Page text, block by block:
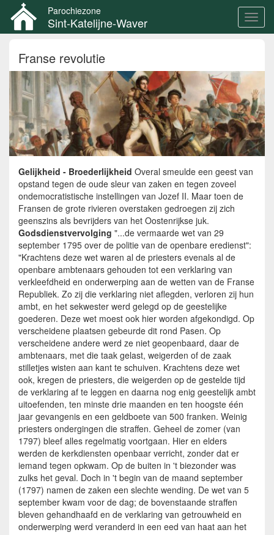
naar
inhoud
Parochiezone
Sint-Katelijne-Waver
Franse revolutie
Gelijkheid - Broederlijkheid Overal smeulde een geest van
opstand tegen de oude sleur van zaken en tegen zoveel
ondemocratistische instellingen van Jozef II. Maar toen de
Fransen de grote rivieren overstaken gedroegen zij zich
geenszins als bevrijders van het Oostenrijkse juk.
Godsdienstvervolging "...de vermaarde wet van 29
september 1795 over de politie van de openbare eredienst":
"Krachtens deze wet waren al de priesters evenals al de
openbare ambtenaars gehouden tot een verklaring van
verkleefdheid en onderwerping aan de wetten van de Franse
Republiek. Zo zij die verklaring niet aflegden, verloren zij hun
ambt, en het sekwester werd gelegd op de geestelijke
goederen. Deze wet moest ook hier worden afgekondigd. Op
verscheidene plaatsen gebeurde dit rond Pasen. Op
verscheidene andere werd ze niet geopenbaard, daar de
ambtenaars, met die taak gelast, weigerden of de zaak
stilletjes wisten aan kant te schuiven. Krachtens deze wet
ook, kregen de priesters, die weigerden op de gestelde tijd
de verklaring af te leggen en daarna nog enig geestelijk ambt
uitoefenden, ten minste drie maanden en ten hoogste één
jaar gevangenis en een geldboete van 500 franken. Weinig
priesters ondergingen die straffen. Geheel de zomer (van
1797) bleef alles regelmatig voortgaan. Hier en elders
werden de kerkdiensten openbaar verricht, zonder dat er
iemand tegen opkwam. Op de buiten in 't biezonder was
zulks het geval. Doch in 't begin van de maand september
(1797) namen de zaken een slechte wending. De wet van 5
september kwam voor de dag; de bovenstaande straffen
bleven gehandhaafd en de verklaring van getrouwheid en
onderwerping werd veranderd in een eed van haat aan het